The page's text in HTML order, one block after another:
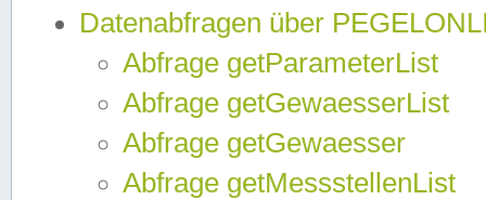
Datenabfragen über
Abfrage getParameterList
Abfrage getGewaesserList
Abfrage getGewaesser
Abfrage getMessstellenList